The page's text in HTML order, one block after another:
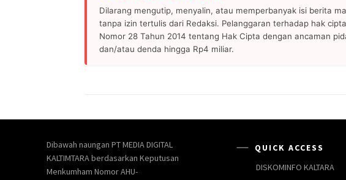
Dilarang mengutip, menyalin, atau memperbanyak isi berita
tanpa izin tertulis dari Redaksi. Pelanggaran terhadap hak
Nomor 28 Tahun 2014 tentang Hak Cipta dengan ancaman
dan/atau denda hingga Rp4 miliar.
Dibawah naungan PT MEDIA DIGITAL
KALTIMTARA berdasarkan Keputusan
Menkumham Nomor AHU-
QUICK ACCESS
DISKOMINFO KALTARA